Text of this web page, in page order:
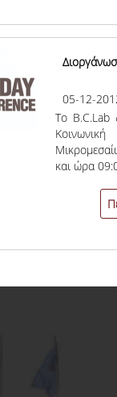
05-12-
Το B.C.Lab
και ώρα